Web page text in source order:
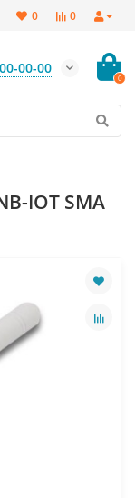
0
0
00-00
0
IOT SMA